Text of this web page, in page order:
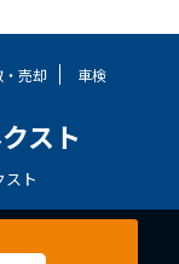
・売却 車検
スト
ト